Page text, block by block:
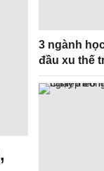
3 ngành
đầu xu thế